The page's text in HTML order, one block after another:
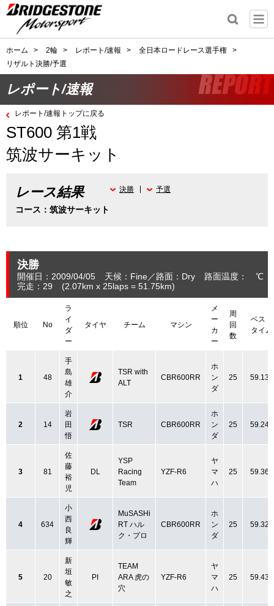
ホーム > 2輪 > レポート/速報 > 全日本ロードレース選手権
>
リザルト決勝/予選
レポート/速報
レポート/速報トップに戻る
ST600 第1戦
筑波サーキット
レース結果
コース：筑波サーキット
決勝 予選
決勝
開催日：2009/04/05 天候：Fine 路面：Dry
路面温度： ℃
完走：29
(2.07km x 25laps = 51.75km)
順位 No
ラ
イ
ダ
ー
タイヤ チーム マシン
メ
ー
カ
ー
周
回
数
ベスト
タイム
1 48
手
島
雄
介
TSR with
ALT
CBR600RR
ホ
ン
ダ
25 59.136
2 14
岩
田
悟
TSR CBR600RR
ホ
ン
ダ
25 59.241
3 81
佐
藤
裕
児
DL
YSP
Racing
Team
YZF-R6
ヤ
マ
ハ
25 59.360
4 634
小
西
良
輝
MuSASHi
RT ハル
ク・プロ
CBR600RR
ホ
ン
ダ
25 59.321
5 20
新
垣
敏
之
PI
TEAM
ARA 虎の
穴
YZF-R6
ヤ
マ
ハ
25 59.432